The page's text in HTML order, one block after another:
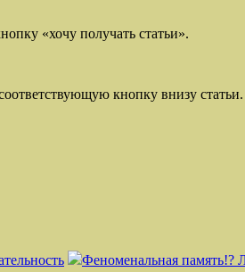
«хочу получать статьи».
кнопку внизу статьи.
Феноменальная память!?